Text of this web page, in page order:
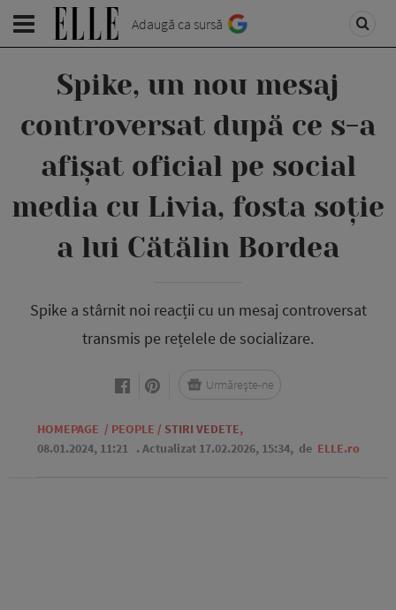
Adaugă ca sursă
Spike, un nou mesaj
controversat după ce s-a
afișat oficial pe social
media cu Livia, fosta soție
a lui Cătălin Bordea
Spike a stârnit noi reacții cu un mesaj controversat
transmis pe rețelele de socializare.
HOMEPAGE / PEOPLE / STIRI VEDETE,
08.01.2024, 11:21 . Actualizat 17.02.2026, 15:34, de ELLE.ro
Urmărește-ne